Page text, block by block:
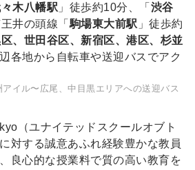
木八幡駅 」徒歩約10分、「 渋谷
井の頭線「 駒場東大前駅 」徒歩約
、世田谷区、新宿区、港区、杉並
各地から自転車や送迎バスでアク
イル〜広尾、中目黒エリアへの送迎バス
（ユナイテッドスクールオブト
対する誠意あふれ経験豊かな教員
良心的な授業料で質の高い教育を